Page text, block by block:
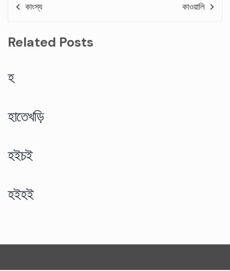
কাংস্য
কাওয়ালি
Related Posts
হ
হাতেখড়ি
হইচই
হইহই